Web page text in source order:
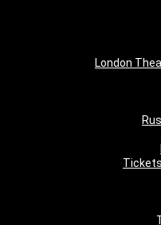
London